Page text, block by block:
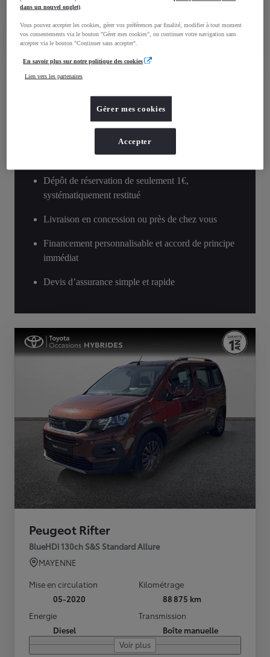
En savoir plus
Contactez la concession
Comparez
Réservation en ligne
Simplement, en 4 étapes
Dépôt de réservation de seulement 1€,
systématiquement restitué
Livraison en concession ou près de chez vous
Financement personnalisable et accord de principe
immédiat
Devis d’assurance simple et rapide
Peugeot Rifter
BlueHDi 130ch S&S Standard Allure
MAYENNE
Mise en circulation
05-2020
Kilométrage
88 875 km
Energie
Diesel
Transmission
Boîte manuelle
Voir plus
dans un nouvel onglet)
Vous pouvez accepter les cookies, gérer vos préférences par finalité, modifier à tout moment
vos consentements via le bouton "Gérer mes cookies", ou continuer votre navigation sans
accepter via le bouton "Continuer sans accepter".
En savoir plus sur notre politique des cookies
Lien vers les partenaires
Gérer mes cookies
Accepter